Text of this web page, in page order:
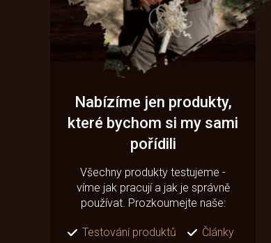
Nabízíme jen produkty,
které bychom si my sami
pořídili
Všechny produkty testujeme -
víme jak pracují a jak je správně
používat. Prozkoumejte naše:
Testování produktů
Články